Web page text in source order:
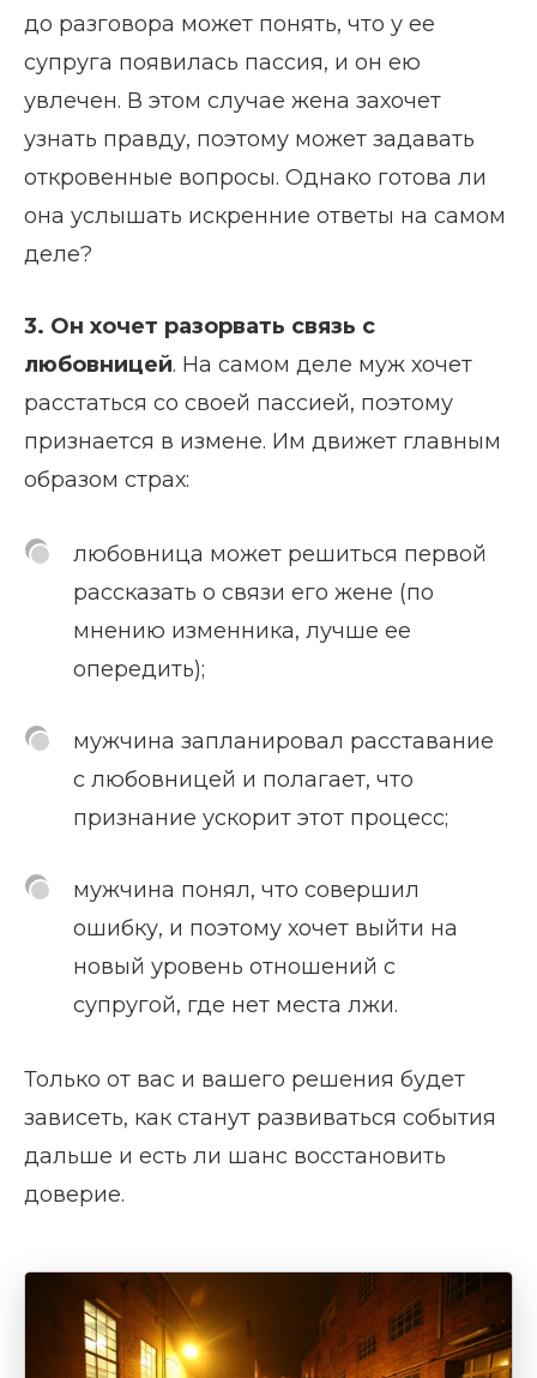
до разговора может понять, что у ее
супруга появилась пассия, и он ею
увлечен. В этом случае жена захочет
узнать правду, поэтому может задавать
откровенные вопросы. Однако готова ли
она услышать искренние ответы на самом
деле?
3. Он хочет разорвать связь с
любовницей. На самом деле муж хочет
расстаться со своей пассией, поэтому
признается в измене. Им движет главным
образом страх:
любовница может решиться первой
рассказать о связи его жене (по
мнению изменника, лучше ее
опередить);
мужчина запланировал расставание
с любовницей и полагает, что
признание ускорит этот процесс;
мужчина понял, что совершил
ошибку, и поэтому хочет выйти на
новый уровень отношений с
супругой, где нет места лжи.
Только от вас и вашего решения будет
зависеть, как станут развиваться события
дальше и есть ли шанс восстановить
доверие.